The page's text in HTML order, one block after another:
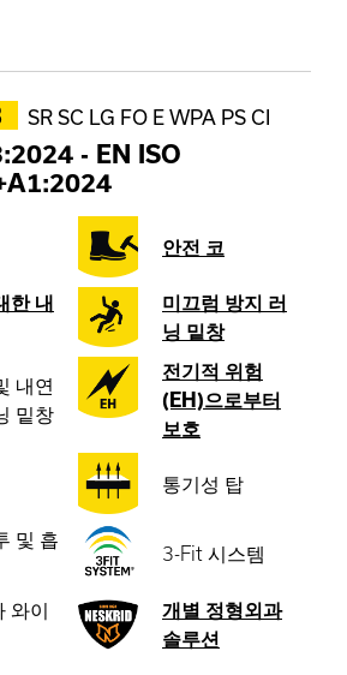
SR SC LG FO E WPA PS CI
- EN ISO
안전 코
한 내
미끄럼 방지 러
닝 밑창
내연
밑창
전기적 위험
(EH)으로부터
보호
통기성 탑
및 흡
3-Fit 시스템
와이
개별 정형외과
솔루션